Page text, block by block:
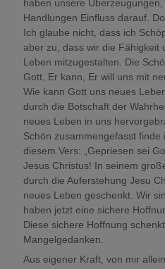
haben unsere
Handlungen Einfluss darauf.
Ich glaube nicht, dass ich
aber zu, dass wir die Fähigkeit
Leben mitzugestalten. Die
Gott, Er kann, Er will uns mit
Wie kann Gott uns neues
durch die Botschaft der
neues Leben in uns
Schön zusammengefasst finde
diesem Vers: „Gepriesen sei
Jesus Christus! In seinem
durch die Auferstehung Jesu
neues Leben geschenkt. Wir
haben jetzt eine sichere
Diese sichere Hoffnung
Mangelgedanken.
Aus eigener Kraft, von mir